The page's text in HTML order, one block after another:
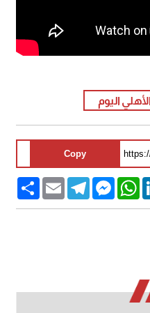
الأهلي اليوم
Copy
Share Email
TelegramMessengerWhatsApp